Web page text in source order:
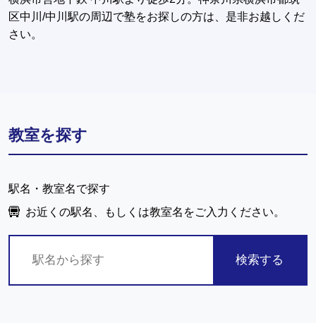
区中川/中川駅の周辺で塾をお探しの方は、是非お越しくだ
さい。
教室を探す
駅名・教室名で探す
お近くの駅名、もしくは教室名をご入力ください。
検索する